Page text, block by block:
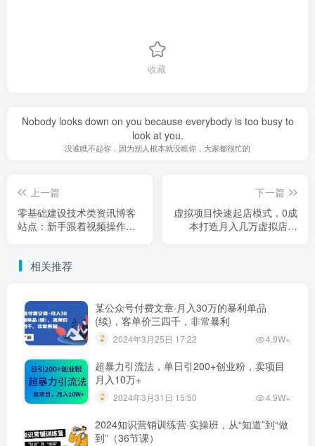
收藏
Nobody looks down on you because everybody is too busy to
look at you.
没谁瞧不起你，因为别人根本就没瞧你，大家都很忙的
上一篇
零基础建设技术类资讯博客
站点：新手跟着视频操作搭
下一篇
虚拟项目快速起店模式，0成
本打造月入几万虚拟店铺
相关推荐
某公众号付费文章·月入30万的暴利单品
(续)，客单价三四千，非常暴利
2024年3月25日 17:22 4.9W+
超暴力引流法，单日引200+创业粉，卖项目
月入10万+
2024年3月31日 15:50 4.9W+
2024知识营销训练营·实操班，从“知道”到“做
到”（36节课）